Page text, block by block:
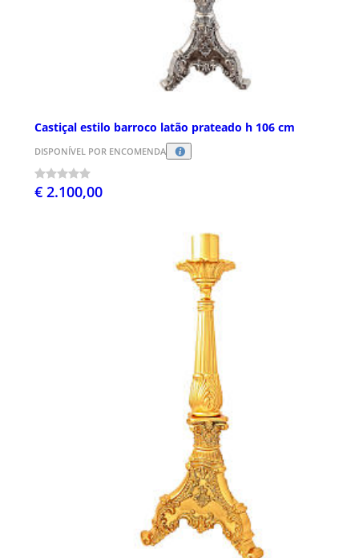
Castiçal estilo barroco latão prateado h 106 cm
DISPONÍVEL POR ENCOMENDA
€ 2.100,00